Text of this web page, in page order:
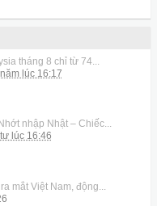
tháng 8 chỉ từ 74...
lúc 16:17
nhập Nhật – Chiếc...
lúc 16:46
mắt Việt Nam, động...